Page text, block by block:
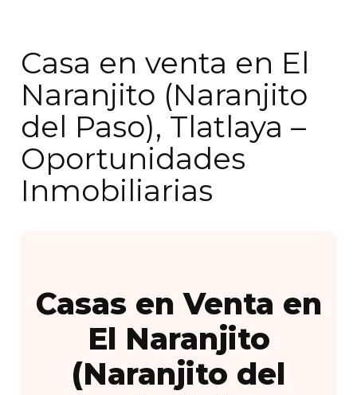
Casa en venta en El
Naranjito (Naranjito
del Paso), Tlatlaya –
Oportunidades
Inmobiliarias
Casas en Venta en
El Naranjito
(Naranjito del